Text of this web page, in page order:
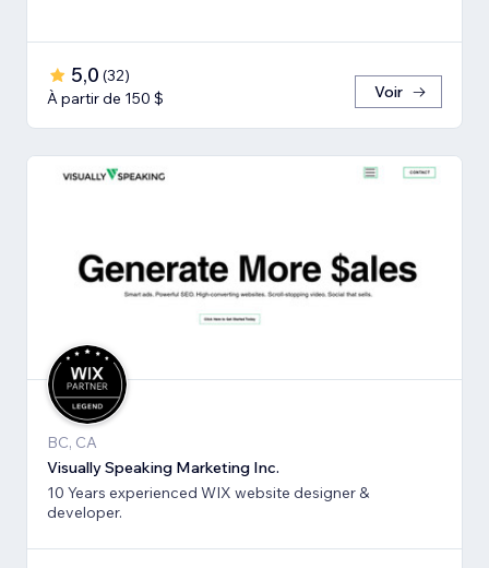
5,0 (32)
À partir de 150 $
Voir
BC, CA
Visually Speaking Marketing Inc.
10 Years experienced WIX website designer &
developer.